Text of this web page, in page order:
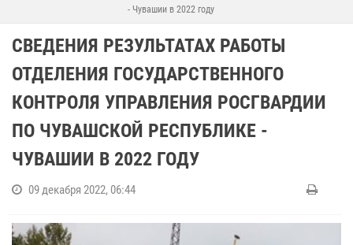
- Чувашии в 2022 году
СВЕДЕНИЯ РЕЗУЛЬТАТАХ РАБОТЫ
ОТДЕЛЕНИЯ ГОСУДАРСТВЕННОГО
КОНТРОЛЯ УПРАВЛЕНИЯ РОСГВАРДИИ
ПО ЧУВАШСКОЙ РЕСПУБЛИКЕ -
ЧУВАШИИ В 2022 ГОДУ
09 декабря 2022, 06:44